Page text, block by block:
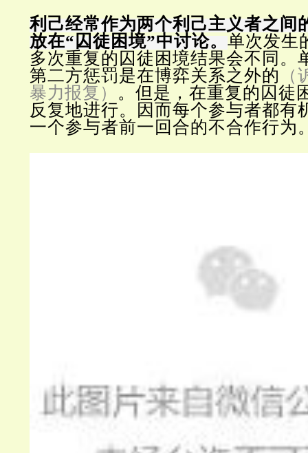
利己经常作为两个利己主义者之间
放在“囚徒困境”中讨论。单次发生
多次重复的囚徒困境结果会不同。
第二方惩罚是在博弈关系之外的
暴力报复） 。但是，在重复的囚徒
反复地进行。因而每个参与者都有
一个参与者前一回合的不合作行为